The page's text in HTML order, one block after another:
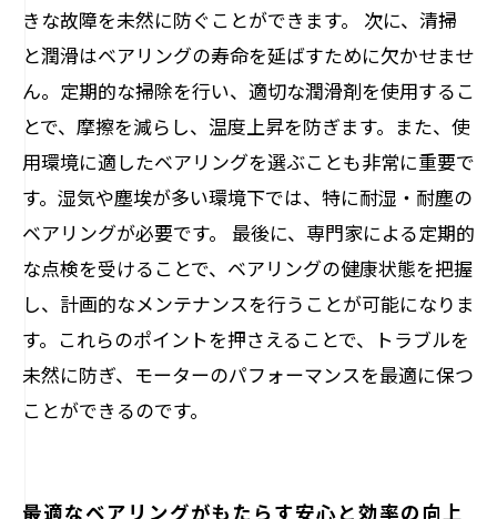
きな故障を未然に防ぐことができます。 次に、清掃
と潤滑はベアリングの寿命を延ばすために欠かせませ
ん。定期的な掃除を行い、適切な潤滑剤を使用するこ
とで、摩擦を減らし、温度上昇を防ぎます。また、使
用環境に適したベアリングを選ぶことも非常に重要で
す。湿気や塵埃が多い環境下では、特に耐湿・耐塵の
ベアリングが必要です。 最後に、専門家による定期的
な点検を受けることで、ベアリングの健康状態を把握
し、計画的なメンテナンスを行うことが可能になりま
す。これらのポイントを押さえることで、トラブルを
未然に防ぎ、モーターのパフォーマンスを最適に保つ
ことができるのです。
最適なベアリングがもたらす安心と効率の向上